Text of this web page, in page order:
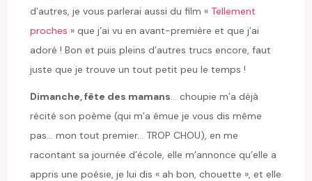
d’autres, je vous parlerai aussi du film « Tellement
proches » que j’ai vu en avant-première et que j’ai
adoré ! Bon et puis pleins d’autres trucs encore, faut
juste que je trouve un tout petit peu le temps !
Dimanche, fête des mamans… choupie m’a déjà
récité son poème (qui m’a émue je vous dis même
pas… mon tout premier… TROP CHOU), en me
racontant sa journée d’école, elle m’annonce qu’elle a
appris une poésie, je lui dis « ah bon, chouette », et elle